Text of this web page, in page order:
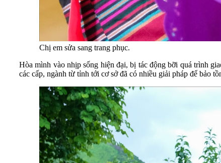
Chị em sửa sang trang phục.
Hòa mình vào nhịp sống hiện đại, bị tác động bỡi quá trình
các cấp, ngành từ tỉnh tới cơ sở đã có nhiều giải pháp để bảo